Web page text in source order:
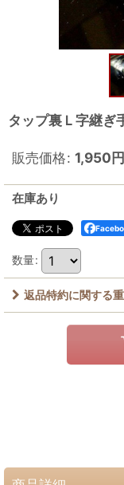
タップ裏Ｌ字継
販売価格: 1,950円
在庫あり
数量:
返品特約に関する